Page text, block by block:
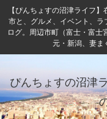
【ぴんちょすの沼津ライフ
市と、グルメ、イベント、
ログ。周辺市町（富士・富士
元・新潟、妻ま
ぴんちょすの沼津